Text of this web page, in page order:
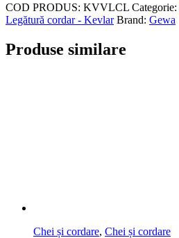
COD PRODUS: KVVLCL Categorie:
Legătură cordar - Kevlar Brand: Gewa
Produse similare
Chei și cordare, Chei și cordare